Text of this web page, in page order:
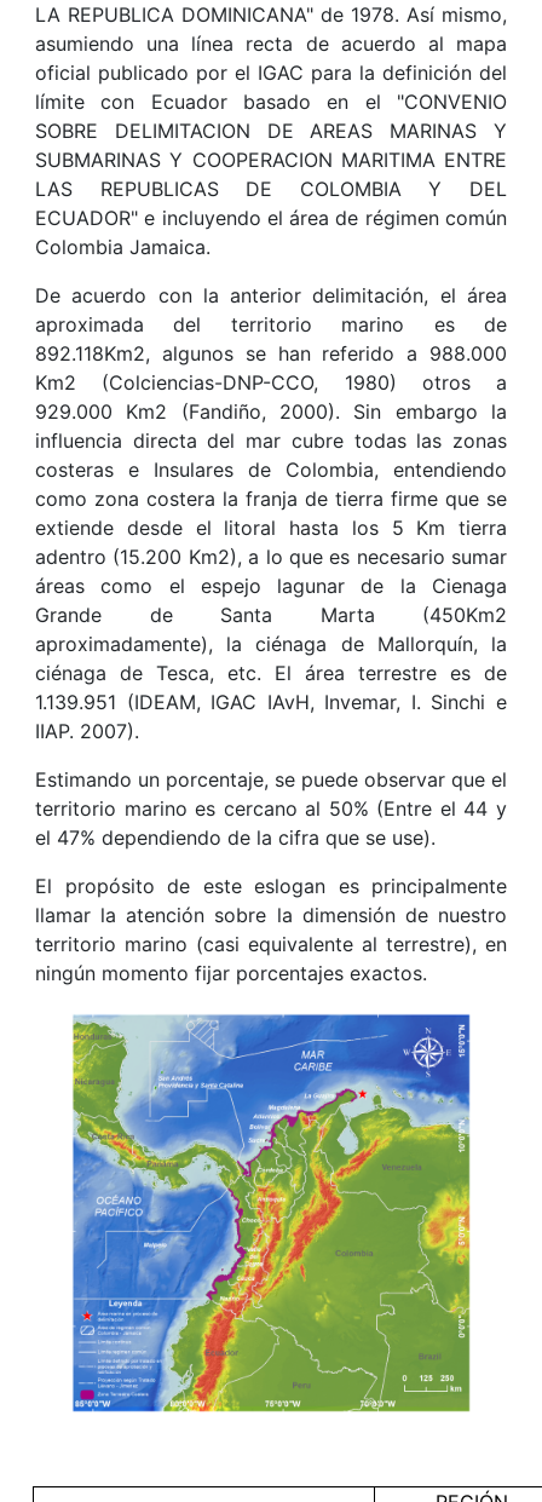
LA REPUBLICA DOMINICANA" de 1978. Así mismo,
asumiendo una línea recta de acuerdo al mapa
oficial publicado por el IGAC para la definición del
límite con Ecuador basado en el "CONVENIO
SOBRE DELIMITACION DE AREAS MARINAS Y
SUBMARINAS Y COOPERACION MARITIMA ENTRE
LAS REPUBLICAS DE COLOMBIA Y DEL
ECUADOR" e incluyendo el área de régimen común
Colombia Jamaica.
De acuerdo con la anterior delimitación, el área
aproximada del territorio marino es de
892.118Km2, algunos se han referido a 988.000
Km2 (Colciencias-DNP-CCO, 1980) otros a
929.000 Km2 (Fandiño, 2000). Sin embargo la
influencia directa del mar cubre todas las zonas
costeras e Insulares de Colombia, entendiendo
como zona costera la franja de tierra firme que se
extiende desde el litoral hasta los 5 Km tierra
adentro (15.200 Km2), a lo que es necesario sumar
áreas como el espejo lagunar de la Cienaga
Grande de Santa Marta (450Km2
aproximadamente), la ciénaga de Mallorquín, la
ciénaga de Tesca, etc. El área terrestre es de
1.139.951 (IDEAM, IGAC IAvH, Invemar, I. Sinchi e
IIAP. 2007).
Estimando un porcentaje, se puede observar que el
territorio marino es cercano al 50% (Entre el 44 y
el 47% dependiendo de la cifra que se use).
El propósito de este eslogan es principalmente
llamar la atención sobre la dimensión de nuestro
territorio marino (casi equivalente al terrestre), en
ningún momento fijar porcentajes exactos.